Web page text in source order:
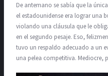
De antemano se sabía que la
el estadounidense era lograr una
violando una cláusula que le
en el segundo pesaje. Eso,
tuvo un respaldo adecuado a un
una pelea competitiva. Mediocre,